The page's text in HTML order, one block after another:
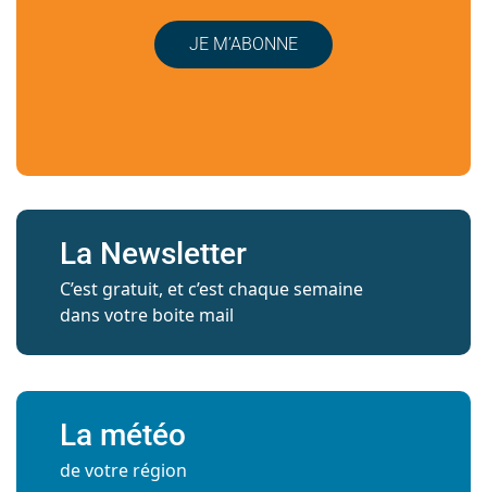
JE M’ABONNE
La Newsletter
C’est gratuit, et c’est chaque semaine
dans votre boite mail
La météo
de votre région